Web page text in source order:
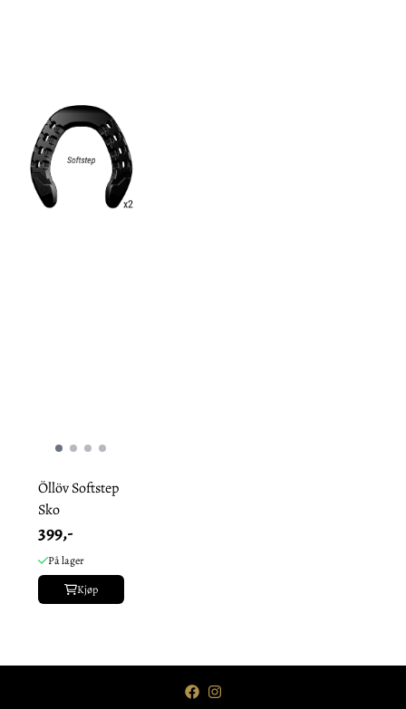
Öllöv Softstep
Sko
399,-
På lager
Kjøp